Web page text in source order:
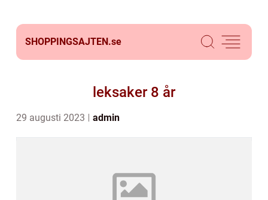
SHOPPINGSAJTEN.se
leksaker 8 år
29 augusti 2023 admin